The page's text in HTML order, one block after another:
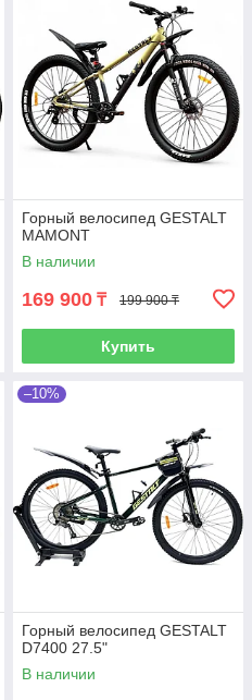
Горный велосипед GESTALT
MAMONT
В наличии
169 900 ₸ 199 900 ₸
Купить
–10%
Горный велосипед GESTALT
D7400 27.5"
В наличии